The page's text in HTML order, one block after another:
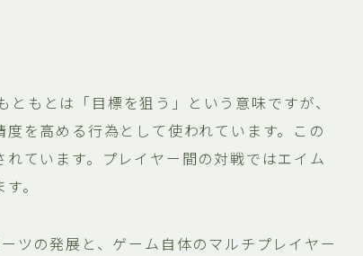
もとは「目標を狙う」という意味ですが、
を高める行為として使われています。この
ています。プレイヤー間の対戦ではエイム
。
ツの発展と、ゲーム自体のマルチプレイヤー